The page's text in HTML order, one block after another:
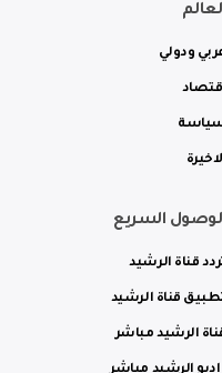
ودولي
السريع
قناة الرشيد
قناة الرشيد
الرشيد مباشر
الرشيد مباشر